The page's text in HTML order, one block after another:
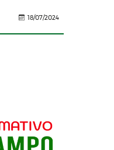
18/07/2024